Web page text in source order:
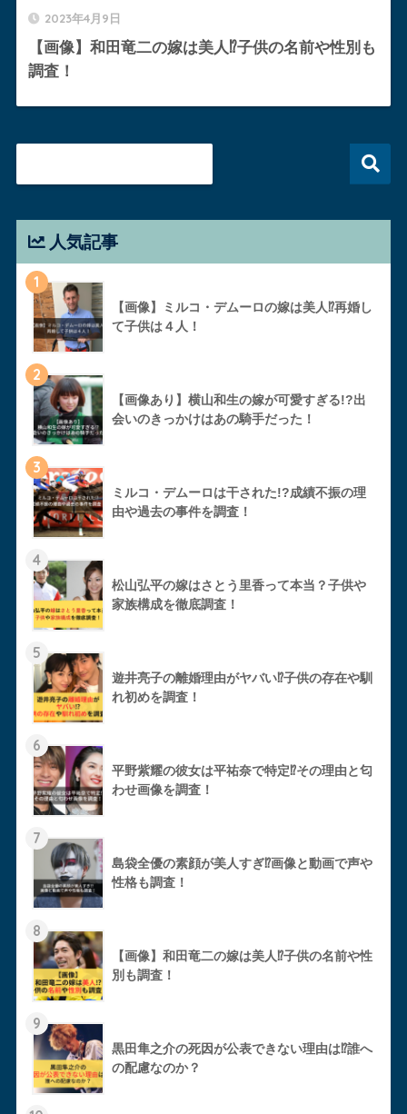
2023年4月9日
【画像】和田竜二の嫁は美人⁉︎子供の名前や性別も
調査！
人気記事
1
【画像】ミルコ・デムーロの嫁は美人⁉︎再婚し
て子供は４人！
2
【画像あり】横山和生の嫁が可愛すぎる!?出
会いのきっかけはあの騎手だった！
3
ミルコ・デムーロは干された!?成績不振の理
由や過去の事件を調査！
4
松山弘平の嫁はさとう里香って本当？子供や
家族構成を徹底調査！
5
遊井亮子の離婚理由がヤバい⁉︎子供の存在や馴
れ初めを調査！
6
平野紫耀の彼女は平祐奈で特定⁉︎その理由と匂
わせ画像を調査！
7
島袋全優の素顔が美人すぎ⁉︎画像と動画で声や
性格も調査！
8
【画像】和田竜二の嫁は美人⁉︎子供の名前や性
別も調査！
9
黒田隼之介の死因が公表できない理由は⁉︎誰へ
の配慮なのか？